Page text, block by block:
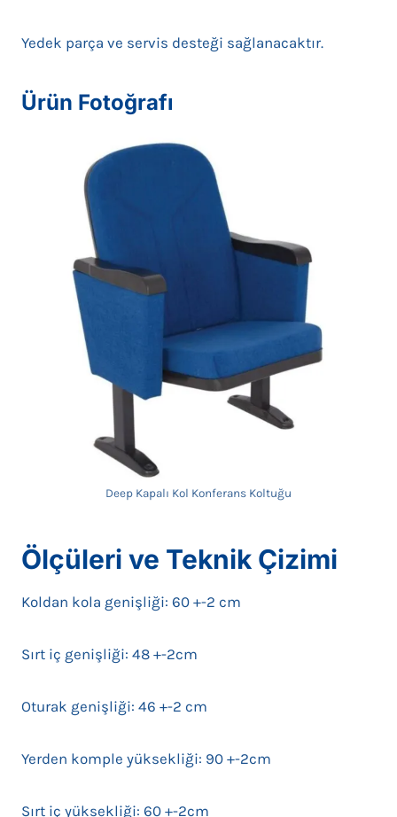
Yedek parça ve servis desteği sağlanacaktır.
Ürün Fotoğrafı
Deep Kapalı Kol Konferans Koltuğu
Ölçüleri ve Teknik Çizimi
Koldan kola genişliği: 60 +-2 cm
Sırt iç genişliği: 48 +-2cm
Oturak genişliği: 46 +-2 cm
Yerden komple yüksekliği: 90 +-2cm
Sırt iç yüksekliği: 60 +-2cm